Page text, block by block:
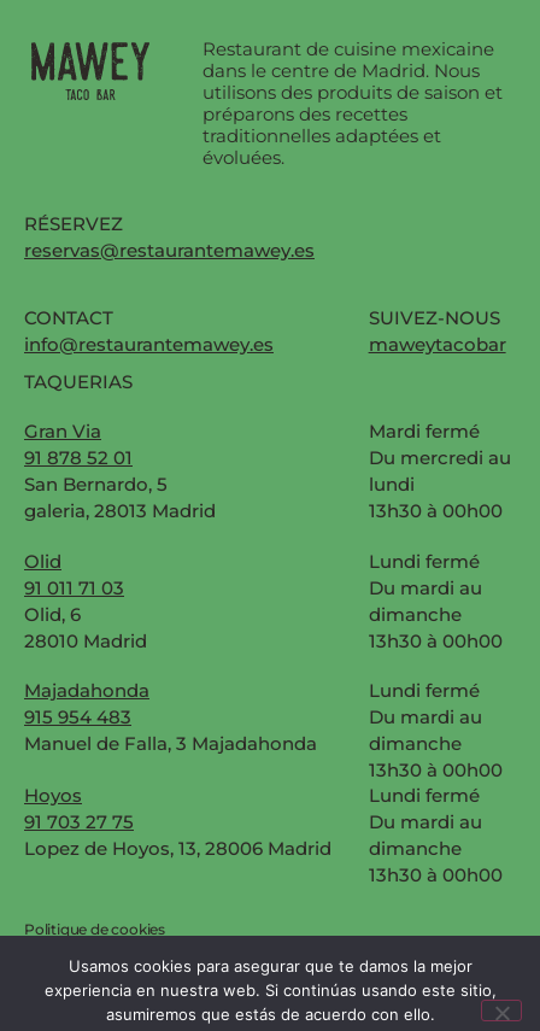
Restaurant de cuisine mexicaine
dans le centre de Madrid. Nous
utilisons des produits de saison et
préparons des recettes
traditionnelles adaptées et
évoluées.
RÉSERVEZ
reservas@restaurantemawey.es
CONTACT
info@restaurantemawey.es
SUIVEZ-NOUS
maweytacobar
TAQUERIAS
Gran Via
91 878 52 01
San Bernardo, 5
galeria, 28013 Madrid
Mardi fermé
Du mercredi au
lundi
13h30 à 00h00
Olid
91 011 71 03
Olid, 6
28010 Madrid
Lundi fermé
Du mardi au
dimanche
13h30 à 00h00
Majadahonda
915 954 483
Manuel de Falla, 3 Majadahonda
Lundi fermé
Du mardi au
dimanche
13h30 à 00h00
Hoyos
91 703 27 75
Lopez de Hoyos, 13, 28006 Madrid
Lundi fermé
Du mardi au
dimanche
13h30 à 00h00
Copyright Mawey. Tous droits réservés.
Politique de cookies
Mentions légales et politique de confidentialité
Usamos cookies para asegurar que te damos la mejor
experiencia en nuestra web. Si continúas usando este sitio,
asumiremos que estás de acuerdo con ello.